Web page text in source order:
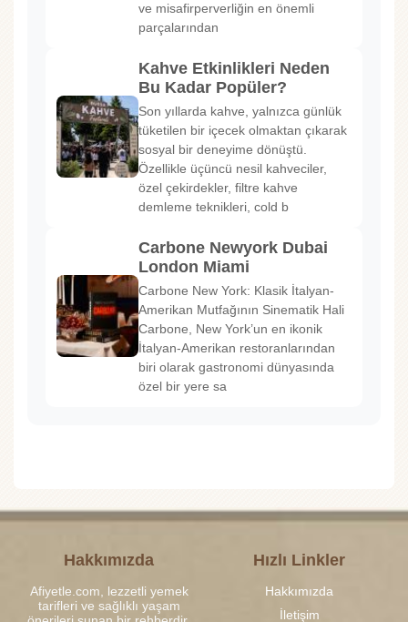
ve misafirperverliğin en önemli
parçalarından
Kahve Etkinlikleri Neden
Bu Kadar Popüler?
Son yıllarda kahve, yalnızca günlük
tüketilen bir içecek olmaktan çıkarak
sosyal bir deneyime dönüştü.
Özellikle üçüncü nesil kahveciler,
özel çekirdekler, filtre kahve
demleme teknikleri, cold b
Carbone Newyork Dubai
London Miami
Carbone New York: Klasik İtalyan-
Amerikan Mutfağının Sinematik Hali
Carbone, New York’un en ikonik
İtalyan-Amerikan restoranlarından
biri olarak gastronomi dünyasında
özel bir yere sa
Hakkımızda
Afiyetle.com, lezzetli yemek
tarifleri ve sağlıklı yaşam
Hızlı Linkler
Hakkımızda
İletişim